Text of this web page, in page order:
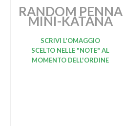
RANDOM PENNA
MINI-KATANA
SCRIVI L'OMAGGIO
SCELTO NELLE "NOTE" AL
MOMENTO DELL'ORDINE